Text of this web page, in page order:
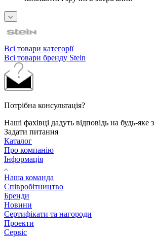
Всі товари категорії
Всі товари бренду Stein
Потрібна консультація?
Наші фахівці дадуть відповідь на будь-яке
Задати питання
Каталог
Про компанію
Інформація
Наша команда
Співробітництво
Бренди
Новини
Сертифікати та нагороди
Проекти
Сервіс